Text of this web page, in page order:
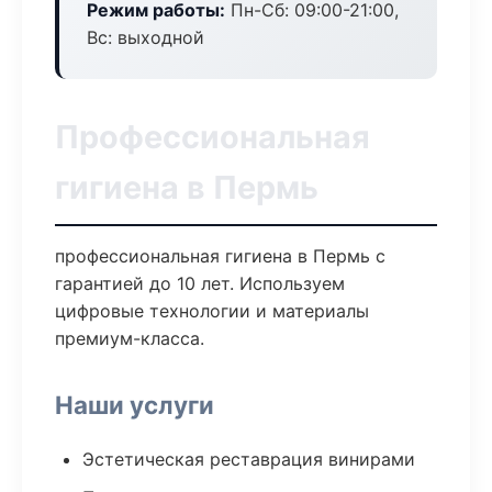
Режим работы: Пн-Сб: 09:00-21:00,
Вс: выходной
Профессиональная
гигиена в Пермь
профессиональная гигиена в Пермь с
гарантией до 10 лет. Используем
цифровые технологии и материалы
премиум-класса.
Наши услуги
Эстетическая реставрация винирами